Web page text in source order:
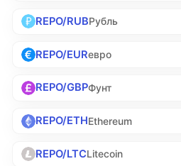
REPO/RUBРубль
REPO/EURевро
REPO/GBPФунт
REPO/ETHEthereum
REPO/LTCLitecoin